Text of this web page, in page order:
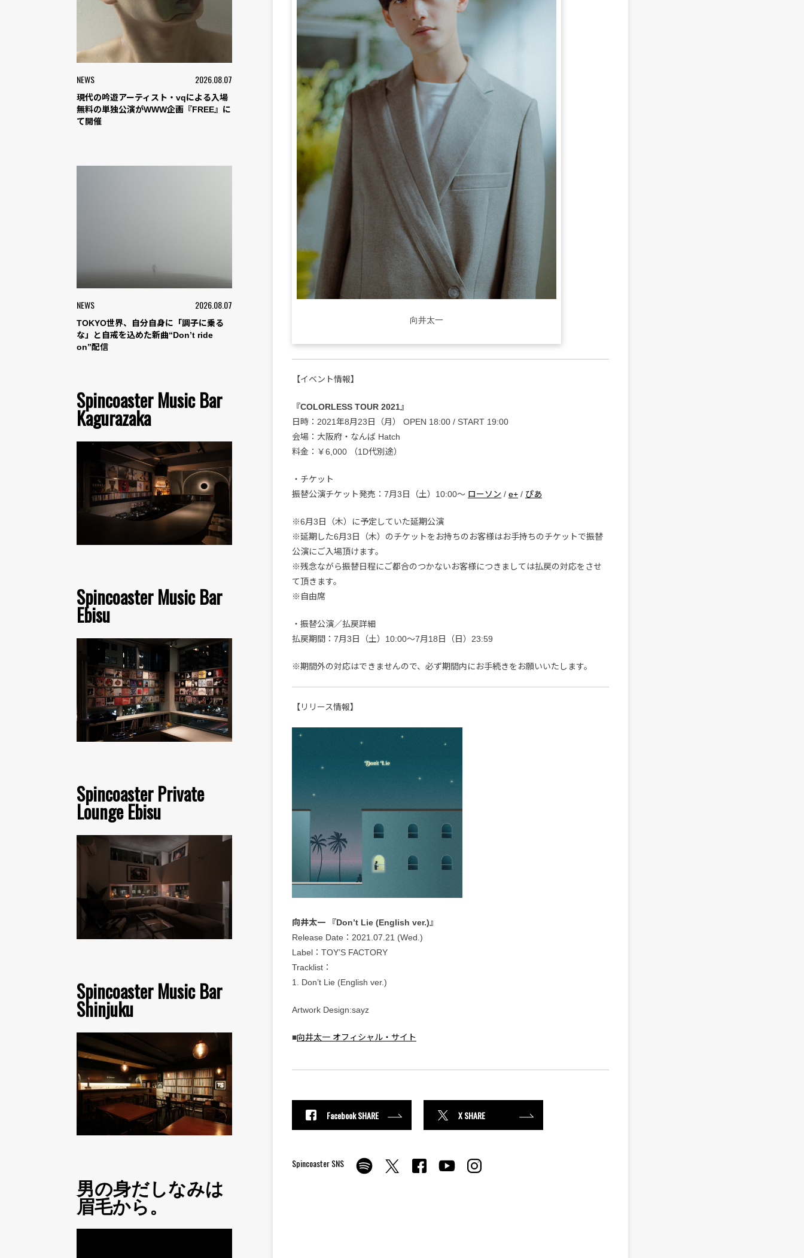
NEWS 2026.08.07
現代の吟遊アーティスト・vqによる入場
無料の単独公演がWWW企画『FREE』に
て開催
NEWS 2026.08.07
TOKYO世界、自分自身に「調子に乗る
な」と自戒を込めた新曲“Don’t ride
on”配信
Spincoaster Music Bar
Kagurazaka
Spincoaster Music Bar
Ebisu
Spincoaster Private
Lounge Ebisu
Spincoaster Music Bar
Shinjuku
男の身だしなみは
眉毛から。
向井太一
【イベント情報】
『COLORLESS TOUR 2021』
日時：2021年8月23日（月） OPEN 18:00 / START 19:00
会場：大阪府・なんば Hatch
料金：￥6,000 （1D代別途）
・チケット
振替公演チケット発売：7月3日（土）10:00〜 ローソン / e+ / ぴあ
※6月3日（木）に予定していた延期公演
※延期した6月3日（木）のチケットをお持ちのお客様はお手持ちのチケットで振替
公演にご入場頂けます。
※残念ながら振替日程にご都合のつかないお客様につきましては払戻の対応をさせ
て頂きます。
※自由席
・振替公演／払戻詳細
払戻期間：7月3日（土）10:00〜7月18日（日）23:59
※期間外の対応はできませんので、必ず期間内にお手続きをお願いいたします。
【リリース情報】
向井太一 『Don’t Lie (English ver.)』
Release Date：2021.07.21 (Wed.)
Label：TOY’S FACTORY
Tracklist：
1. Don’t Lie (English ver.)
Artwork Design:sayz
■向井太一 オフィシャル・サイト
Facebook SHARE X SHARE
Spincoaster SNS